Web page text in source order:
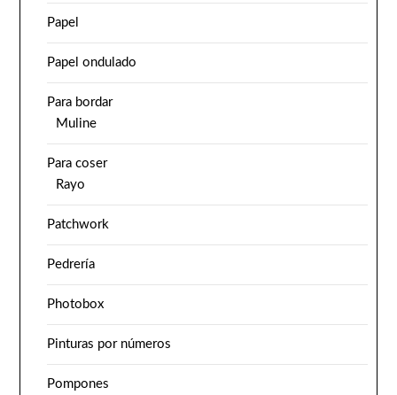
Papel
Papel ondulado
Para bordar
Muline
Para coser
Rayo
Patchwork
Pedrería
Photobox
Pinturas por números
Pompones